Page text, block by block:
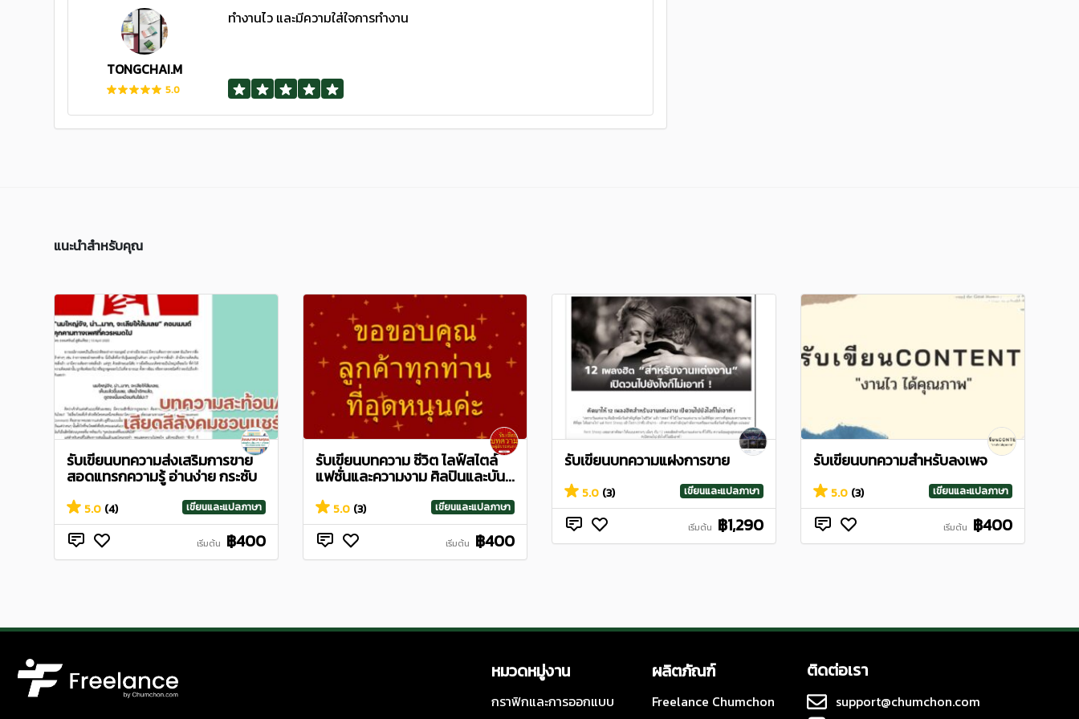
TONGCHAI.M
5.0
ทำงานไว และมีความใส่ใจการทำงาน
แนะนำสำหรับคุณ
รับเขียนบทความส่งเสริมการขาย
สอดแทรกความรู้ อ่านง่าย กระชับ
5.0 (4) เขียนและแปลภาษา
เริ่มต้น ฿400
รับเขียนบทความ ชีวิต ไลฟ์สไตล์
แฟชั่นและความงาม ศิลปินและบัน...
5.0 (3) เขียนและแปลภาษา
เริ่มต้น ฿400
รับเขียนบทความแฝงการขาย
5.0 (3) เขียนและแปลภาษา
เริ่มต้น ฿1,290
รับเขียนบทความสำหรับลงเพจ
5.0 (3) เขียนและแปลภาษา
เริ่มต้น ฿400
หมวดหมู่งาน
กราฟิกและการออกแบบ
ผลิตภัณฑ์
Freelance Chumchon
ติดต่อเรา
support@chumchon.com